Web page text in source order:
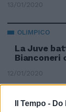
Il Tempo - Do
13/01/2020
OLIMPICO
La Juve
Bianconeri
12/01/2020
PRIMA DELLA